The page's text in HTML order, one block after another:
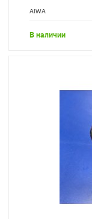
AIWA
В наличии